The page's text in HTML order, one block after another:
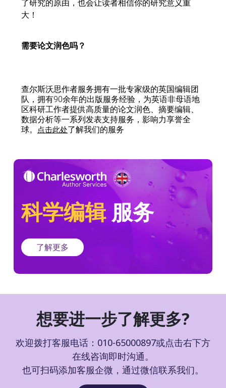
了研究的原由，也会让读者相信你的研究意义重
大！
需要论文润色吗？
查尔斯沃思作者服务拥有一批专家级的英国编辑团
队，拥有90余年的出版服务经验，为英语非母语地
区科研工作者提供高质量的论文润色、摘要编辑、
数据分析等一系列发表支持服务，影响力享誉全
球。
点击此处了解我们的服务
科学编辑 服务
了解更多
想要进一步了解更多?
欢迎拨打客服电话：010-65000897或点击右下方
在线咨询即时沟通。
也可扫码添加客服企微，通过微信联系我们。